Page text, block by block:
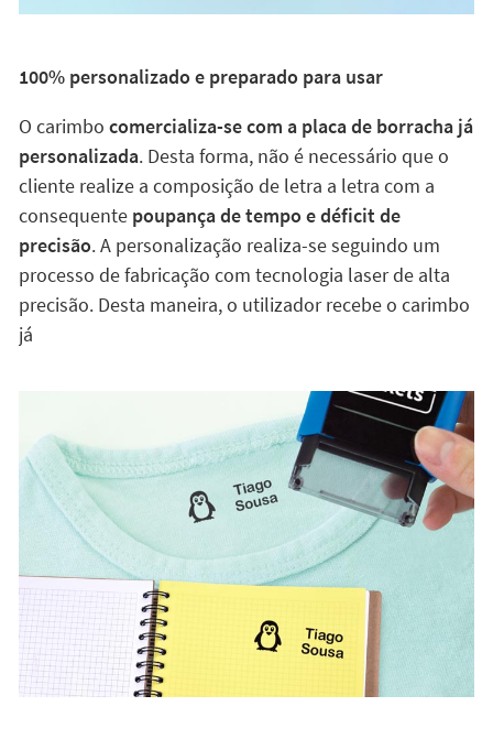
100% personalizado e preparado para usar
O carimbo comercializa-se com a placa de borracha já
personalizada. Desta forma, não é necessário que o
cliente realize a composição de letra a letra com a
consequentepoupança de tempo e déficit de
precisão. A personalização realiza-se seguindo um
processo de fabricação com tecnologia laser de alta
precisão. Desta maneira, o utilizador recebe o carimbo
já